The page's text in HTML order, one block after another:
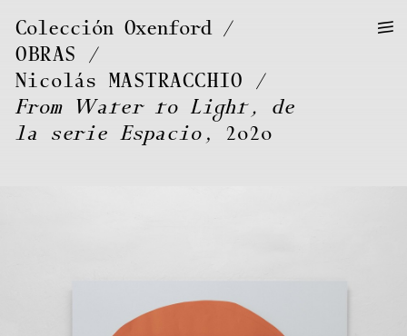
Colección Oxenford
OBRAS
/
Nicolás MASTRACCHIO
From Water to Light, de
la serie Espacio , 2020
—
—
—